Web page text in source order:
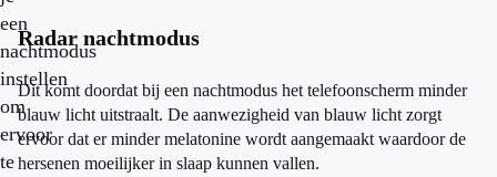
een
nachtmodus
instellen
om
ervoor
te
Radar nachtmodus
Dit komt doordat bij een nachtmodus het telefoonscherm minder
blauw licht uitstraalt. De aanwezigheid van blauw licht zorgt
ervoor dat er minder melatonine wordt aangemaakt waardoor de
hersenen moeilijker in slaap kunnen vallen.